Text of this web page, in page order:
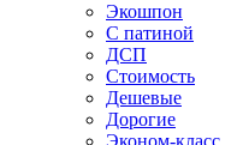
Экошпон
С патиной
ДСП
Стоимость
Дешевые
Дорогие
Эконом-класс